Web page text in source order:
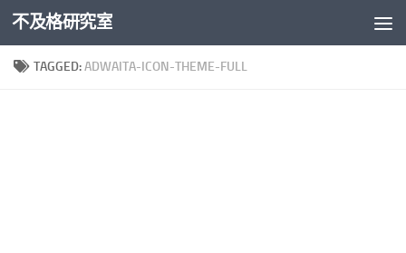
Skip to content
不及格研究室
TAGGED:ADWAITA-ICON-THEME-FULL